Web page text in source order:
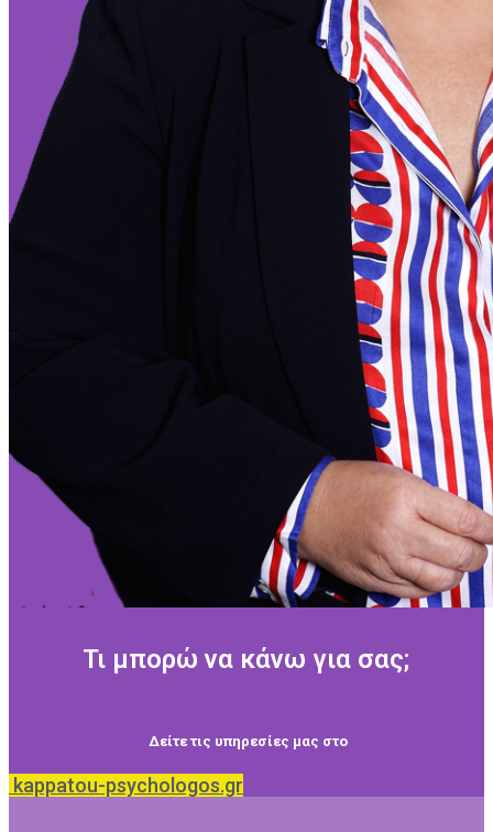
Τι μπορώ να κάνω για σας;
Δείτε τις υπηρεσίες μας στο
kappatou-psychologos.gr